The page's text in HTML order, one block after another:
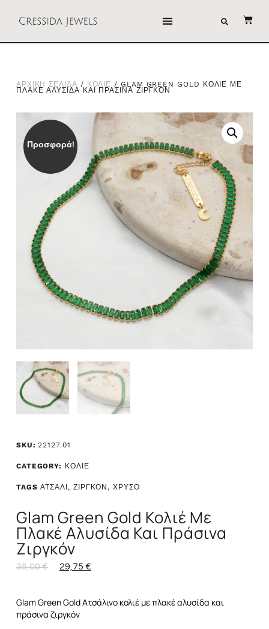
ΑΡΧΙΚΗ ΣΕΛΙΔΑ / ΚΟΛΙΕ / GLAM GREEN GOLD ΚΟΛΙΕ ΜΕ
ΠΛΑΚΕ ΑΛΥΣΙΔΑ ΚΑΙ ΠΡΑΣΙΝΑ ΖΙΡΓΚΟΝ
Προσφορά!
SKU:22127.01
CATEGORY: ΚΟΛΙΕ
TAGS ΑΤΣΑΛΙ, ΖΙΡΓΚΟΝ,ΧΡΥΣΟ
Glam Green Gold Κολιέ Με
Πλακέ Αλυσίδα Και Πράσινα
Ζιργκόν
35,00€ 29,75 €
Glam Green Gold Ατσάλινο κολιέ με πλακέ αλυσίδα και
πράσινα ζιργκόν